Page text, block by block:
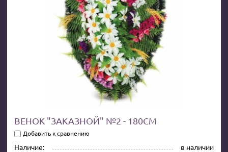
ВЕНОК "ЗАКАЗНОЙ" №2 - 180СМ
Добавить к сравнению
Наличие:
в наличии